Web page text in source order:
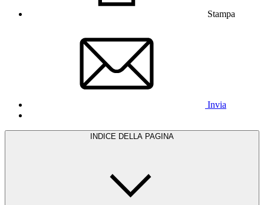
Stampa
Invia
INDICE DELLA PAGINA